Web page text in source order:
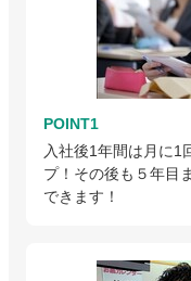
POINT1
入社後1年間は月に1
プ！その後も５年目
できます！